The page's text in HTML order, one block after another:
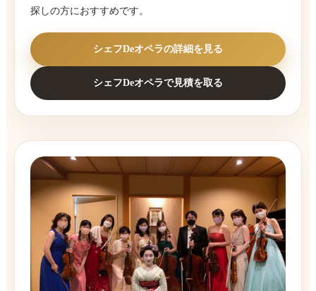
探しの方におすすめです。
シェフDeオペラの詳細を見る
シェフDeオペラで見積を取る